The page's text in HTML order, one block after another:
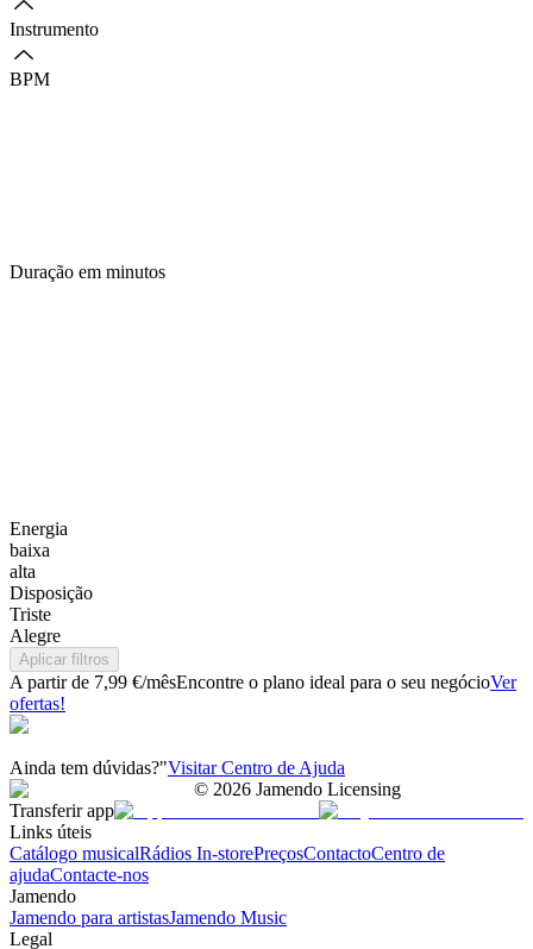
Instrumento
BPM
Duração em minutos
Energia
baixa
alta
Disposição
Triste
Alegre
Aplicar filtros
A partir de 7,99 €/mêsEncontre o plano ideal para o seu negócioVer
ofertas!
Ainda tem dúvidas?"Visitar Centro de Ajuda
© 2026 Jamendo Licensing
Transferir app
Links úteis
Catálogo musicalRádios In-storePreçosContactoCentro de
ajudaContacte-nos
Jamendo
Jamendo para artistasJamendo Music
Legal